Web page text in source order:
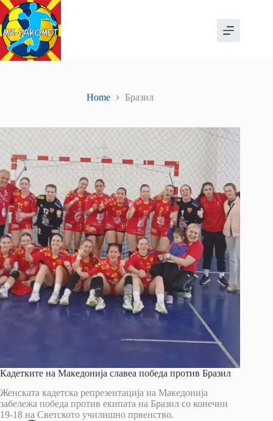
Skip
to
content
Home Бразил
Кадетките на Македонија славеа победа против Бразил
Женската кадетска репрезентација на Македонија
забележа победа против екипата на Бразил со конечни
19-18 на Светското училишно првенство.